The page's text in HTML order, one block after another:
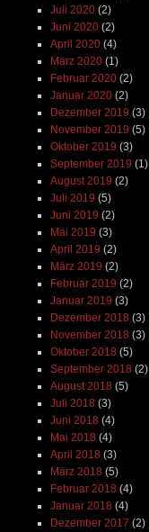
Juli 2020(2)
Juni 2020(2)
April 2020(4)
März 2020(1)
Februar 2020(2)
Januar 2020(2)
Dezember 2019 (3)
November 2019 (5)
Oktober 2019 (3)
September 2019 (1)
August 2019 (2)
Juli 2019 (5)
Juni 2019 (2)
Mai 2019 (3)
April 2019 (2)
März 2019 (2)
Februar 2019 (2)
Januar 2019 (3)
Dezember 2018 (3)
November 2018 (3)
Oktober 2018 (5)
September 2018 (2)
August 2018 (5)
Juli 2018 (3)
Juni 2018 (4)
Mai 2018 (4)
April 2018 (3)
März 2018 (5)
Februar 2018 (4)
Januar 2018 (4)
Dezember 2017 (2)